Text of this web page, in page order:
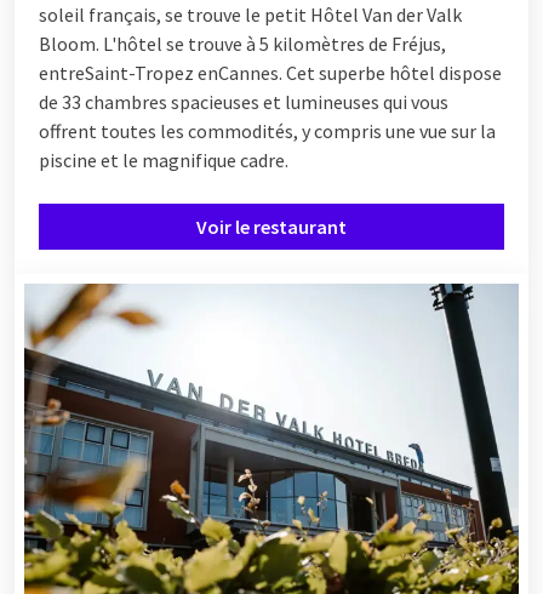
soleil français, se trouve le petit Hôtel Van der Valk
Bloom. L'hôtel se trouve à 5 kilomètres de Fréjus,
entreSaint-Tropez enCannes. Cet superbe hôtel dispose
de 33 chambres spacieuses et lumineuses qui vous
offrent toutes les commodités, y compris une vue sur la
piscine et le magnifique cadre.
Voir le restaurant